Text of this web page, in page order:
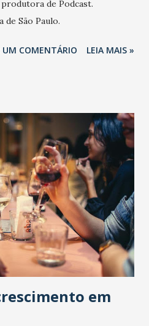
de Podcast.
de São Paulo.
UM COMENTÁRIO LEIA MAIS »
em